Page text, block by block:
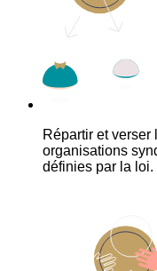
Répartir et
organisations
définies par la loi.